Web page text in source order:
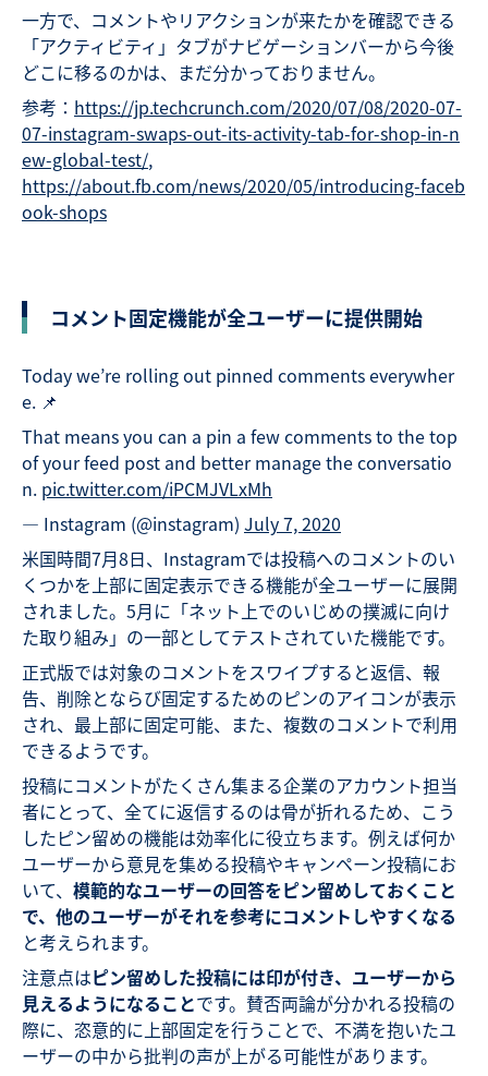
一方で、コメントやリアクションが来たかを確認できる
「アクティビティ」タブがナビゲーションバーから今後
どこに移るのかは、まだ分かっておりません。
参考： https://jp.techcrunch.com/2020/07/08/2020-07-
07-instagram-swaps-out-its-activity-tab-for-shop-in-n
ew-global-test/,
https://about.fb.com/news/2020/05/introducing-faceb
ook-shops
コメント固定機能が全ユーザーに提供開始
Today we’re rolling out pinned comments everywher
e. 📌
That means you can a pin a few comments to the top
of your feed post and better manage the conversatio
n. pic.twitter.com/iPCMJVLxMh
— Instagram (@instagram) July 7, 2020
米国時間7月8日、Instagramでは投稿へのコメントのい
くつかを上部に固定表示できる機能が全ユーザーに展開
されました。5月に「ネット上でのいじめの撲滅に向け
た取り組み」の一部としてテストされていた機能です。
正式版では対象のコメントをスワイプすると返信、報
告、削除とならび固定するためのピンのアイコンが表示
され、最上部に固定可能、また、複数のコメントで利用
できるようです。
投稿にコメントがたくさん集まる企業のアカウント担当
者にとって、全てに返信するのは骨が折れるため、こう
したピン留めの機能は効率化に役立ちます。例えば何か
ユーザーから意見を集める投稿やキャンペーン投稿にお
いて、 模範的なユーザーの回答をピン留めしておくこと
で、他のユーザーがそれを参考にコメントしやすくなる
と考えられます。
注意点はピン留めした投稿には印が付き、ユーザーから
見えるようになることです。賛否両論が分かれる投稿の
際に、恣意的に上部固定を行うことで、不満を抱いたユ
ーザーの中から批判の声が上がる可能性があります。